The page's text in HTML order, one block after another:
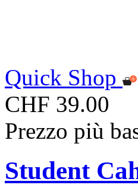
Quick Shop
CHF 39.00
Prezzo più
Student